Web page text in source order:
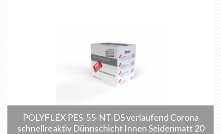
POLYFLEX PES-55-NT-DS verlaufend Corona
schnellreaktiv Dünnschicht Innen Seidenmatt 20